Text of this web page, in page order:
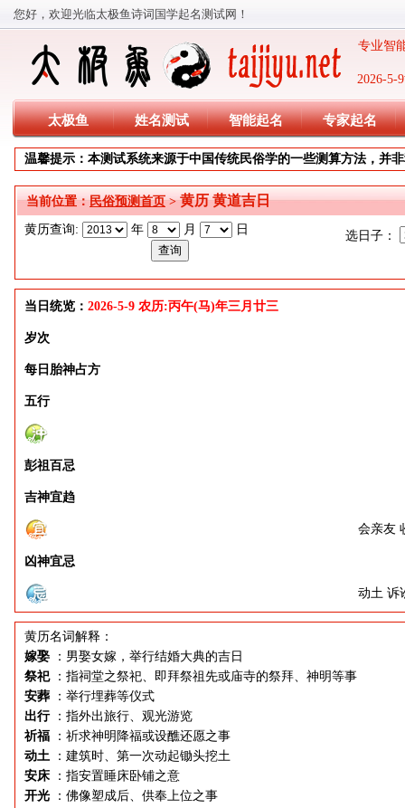
您好，欢迎光临太极鱼诗词国学起名测试网！
2026-5-
专业智
太极鱼 姓名测试 智能起名 专家起名
温馨提示：本测试系统来源于中国传统民俗学的一些测算方法，并
当前位置：民俗预测首页>黄历 黄道吉日
黄历查询: 年 月 日 选日子：
当日统览： 2026-5-9 农历:丙午(马)年三月廿三
岁次
每日胎神占方
五行
彭祖百忌
吉神宜趋
会亲友
凶神宜忌
动土 诉
黄历名词解释：
嫁娶
：男娶女嫁，举行结婚大典的吉日
祭祀 ：指祠堂之祭祀、即拜祭祖先或庙寺的祭拜、神明等事
安葬
：举行埋葬等仪式
出行 ：指外出旅行、观光游览
祈福
：祈求神明降福或设醮还愿之事
动土
：建筑时、第一次动起锄头挖土
安床
：指安置睡床卧铺之意
开光
：佛像塑成后、供奉上位之事